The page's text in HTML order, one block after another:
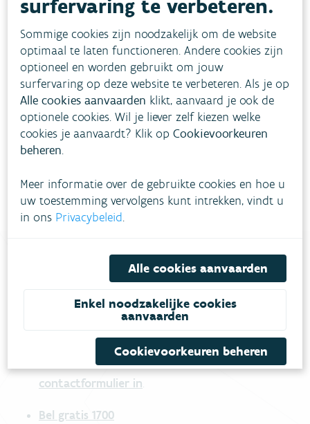
Toestand
Hoe pakken we dit aan?
Meer informatie
Heb je vragen?
Bekijk het overzicht van meestgestelde vragen.
Niet gevonden wat je zocht? Vul ons
contactformulier in.
Bel gratis 1700
surfervaring te verbeteren.
Sommige cookies zijn noodzakelijk om de website
optimaal te laten functioneren. Andere cookies zijn
optioneel en worden gebruikt om jouw
surfervaring op deze website te verbeteren. Als je op
Alle cookies aanvaarden klikt, aanvaard je ook de
optionele cookies. Wil je liever zelf kiezen welke
cookies je aanvaardt? Klik opCookievoorkeuren
beheren.
Meer informatie over de gebruikte cookies en hoe u
uw toestemming vervolgens kunt intrekken, vindt u
in ons Privacybeleid.
Alle cookies aanvaarden
Enkel noodzakelijke cookies
aanvaarden
Cookievoorkeuren beheren